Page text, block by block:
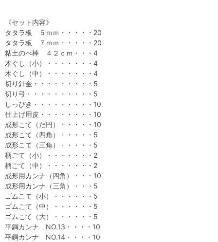
《セット内容》
タタラ板 ５ｍｍ・・・・・20
タタラ板 ７ｍｍ・・・・・20
粘土のべ棒 ４２ｃｍ・・・4
木ぐし（小）・・・・・・・4
木ぐし（中）・・・・・・・4
切り針金・・・・・・・・・5
切り弓・・・・・・・・・・5
しっぴき・・・・・・・・・10
仕上げ用皮・・・・・・・・10
成形こて（だ円）・・・・・10
成形こて（四角）・・・・・5
成形こて（三角）・・・・・5
柄ごて（小）・・・・・・・2
柄ごて（中）・・・・・・・2
成形用カンナ（四角）・・・10
成形用カンナ（三角）・・・5
ゴムこて（小）・・・・・・5
ゴムこて（中）・・・・・・5
ゴムこて（大）・・・・・・5
平鋼カンナ NO.13・・・・10
平鋼カンナ NO.14・・・・10